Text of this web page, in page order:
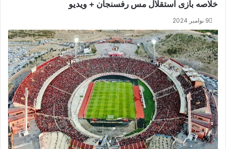
خلاصه بازی استقلال مس رفسنجان + ویدیو
9 نوامبر 2024